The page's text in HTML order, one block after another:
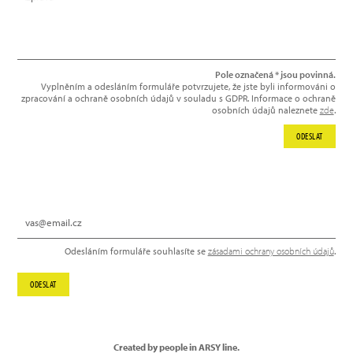
Odesláním formuláře souhlasíte se zásadami ochrany osobních údajů.
ODESLAT
Pole označená * jsou povinná.
Vyplněním a odesláním formuláře potvrzujete, že jste byli informováni o
zpracování a ochraně osobních údajů v souladu s GDPR. Informace o ochraně
osobních údajů naleznete zde.
ODESLAT
Created by people in ARSY line.